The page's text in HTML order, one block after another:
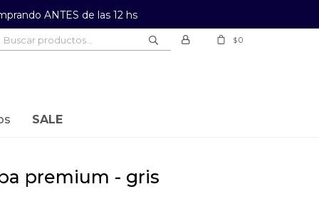
ANTES de las 12 hs
SALE
$0